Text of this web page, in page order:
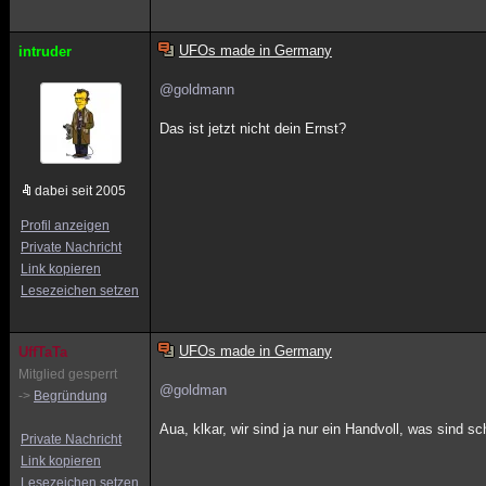
intruder
dabei seit 2005
Profil anzeigen
Private Nachricht
Link kopieren
Lesezeichen setzen
UFOs made in Germany
@goldmann
Das ist jetzt nicht dein Ernst?
UffTaTa
Mitglied gesperrt
-> Begründung
Private Nachricht
Link kopieren
Lesezeichen setzen
UFOs made in Germany
@goldman
Aua, klkar, wir sind ja nur ein Handvoll, was sind